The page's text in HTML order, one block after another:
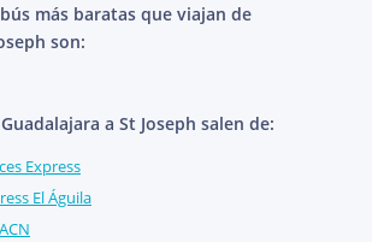
más baratas que viajan de
son:
a St Joseph salen de:
Express
El Águila